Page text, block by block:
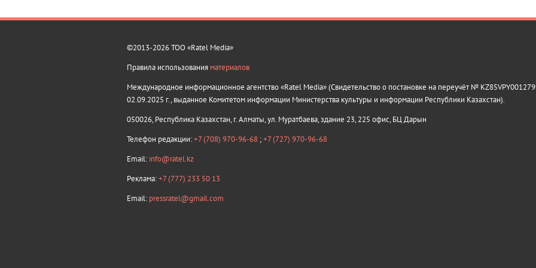
©2013-2026 ТОО «Ratel Media»
Правила использования материалов
Международное информационное агентство «Ratel Media» (Свидетельство о постановке на переучёт №
02.09.2025 г., выданное Комитетом информации Министерства культуры и информации Республики Казахстан).
050026, Республика Казахстан, г. Алматы, ул. Муратбаева, здание 23, 225 офис, БЦ Дарын
Телефон редакции:+7 (708) 970-96-68 ;+7 (727) 970-96-68
Email: info@ratel.kz
Реклама:+7 (777) 233 50 13
Email: pressratel@gmail.com